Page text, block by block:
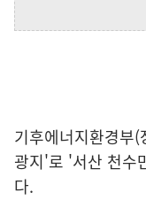
기후에너지환경부
광지'로 '서산 천수
다.